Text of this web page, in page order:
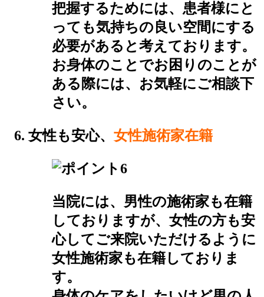
把握するためには、患者様にと
っても気持ちの良い空間にする
必要があると考えております。
お身体のことでお困りのことが
ある際には、お気軽にご相談下
さい。
女性も安心、 女性施術家在籍
当院には、男性の施術家も在籍
しておりますが、女性の方も安
心してご来院いただけるように
女性施術家も在籍しておりま
す。